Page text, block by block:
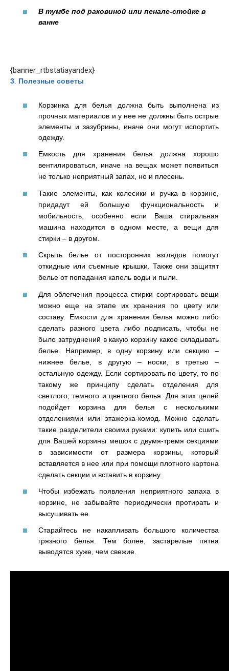
В тумбе под раковиной или пенале-стойке в
ванне
{banner_rtbstatiayandex}
3 Полезные советы
Корзинка для белья должна быть выполнена из
прочных материалов и у нее не должны быть острые
элементы и зазубрины, иначе они могут испортить
одежду.
Емкость для хранения белья должна хорошо
вентилироваться, иначе на вещах может появиться
не только неприятный запах, но и плесень.
Такие элементы, как колесики и ручка в корзине,
придадут ей большую функциональность и
мобильность, особенно если Ваша стиральная
машина находится в одном месте, а вещи для
стирки – в другом.
Скрыть белье от посторонних взглядов помогут
откидные или съемные крышки. Также они защитят
белье от попадания капель воды и пыли.
Для облегчения процесса стирки сортировать вещи
можно еще на этапе их хранения по цвету или
составу. Емкости для хранения белья можно либо
сделать разного цвета либо подписать, чтобы не
было затруднений в какую корзину какое складывать
белье. Например, в одну корзину или секцию –
нижнее белье, в другую – носки, в третью –
остальную одежду. Если сортировать по цвету, то по
такому же принципу сделать отделения для
светлого, темного и цветного белья. Для этих целей
подойдет корзина для белья с несколькими
отделениями или этажерка-комод. Можно сделать
такие разделители своими руками: купить или сшить
для Вашей корзины мешок с двумя-тремя секциями
в зависимости от размера корзины, который
вставляется в нее или при помощи плотного картона
сделать секции и вставить в корзину.
Чтобы избежать появления неприятного запаха в
корзине, не забывайте периодически протирать и
высушивать ее.
Старайтесь не накапливать большого количества
грязного белья. Тем более, застарелые пятна
выводятся хуже, чем свежие.